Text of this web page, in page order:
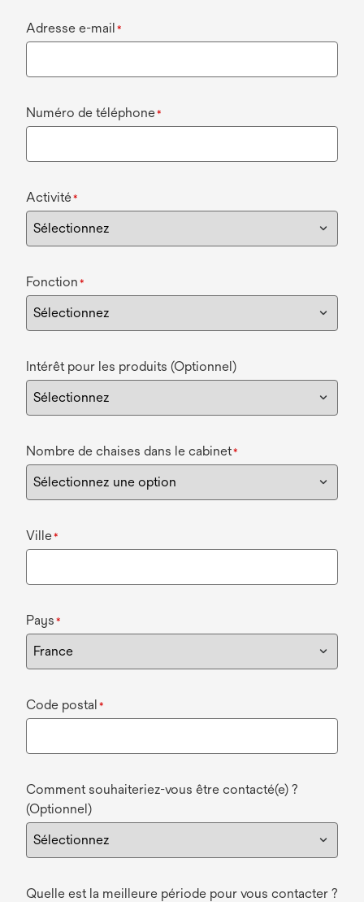
Adresse e-mail *
Numéro de téléphone*
Activité*
Fonction *
Intérêt pour les produits (Optionnel)
Nombre de chaises dans le cabinet*
Ville*
Pays *
Code postal *
Comment souhaiteriez-vous être contacté(e) ?
(Optionnel)
Quelle est la meilleure période pour vous contacter ?